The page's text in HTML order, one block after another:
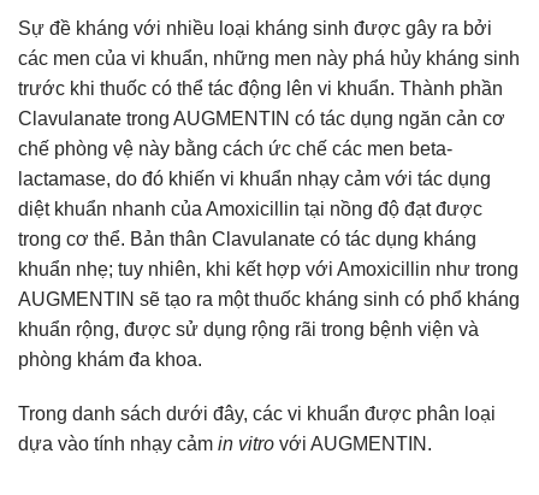
Sự đề kháng với nhiều loại kháng sinh được gây ra bởi
các men của vi khuẩn, những men này phá hủy kháng sinh
trước khi thuốc có thể tác động lên vi khuẩn. Thành phần
Clavulanate trong AUGMENTIN có tác dụng ngăn cản cơ
chế phòng vệ này bằng cách ức chế các men beta-
lactamase, do đó khiến vi khuẩn nhạy cảm với tác dụng
diệt khuẩn nhanh của Amoxicillin tại nồng độ đạt được
trong cơ thể. Bản thân Clavulanate có tác dụng kháng
khuẩn nhẹ; tuy nhiên, khi kết hợp với Amoxicillin như trong
AUGMENTIN sẽ tạo ra một thuốc kháng sinh có phổ kháng
khuẩn rộng, được sử dụng rộng rãi trong bệnh viện và
phòng khám đa khoa.
Trong danh sách dưới đây, các vi khuẩn được phân loại
dựa vào tính nhạy cảm in vitro với AUGMENTIN.